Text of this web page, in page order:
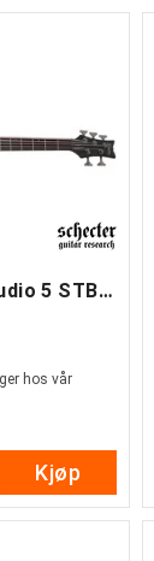
Schecter Stiletto Studio 5 STBLK
hos vår
Kjøp